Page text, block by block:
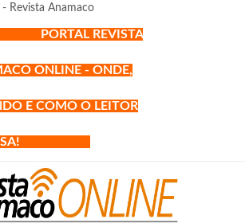
Revista Anamaco
PORTAL REVISTA
ONLINE - ONDE,
E COMO O LEITOR